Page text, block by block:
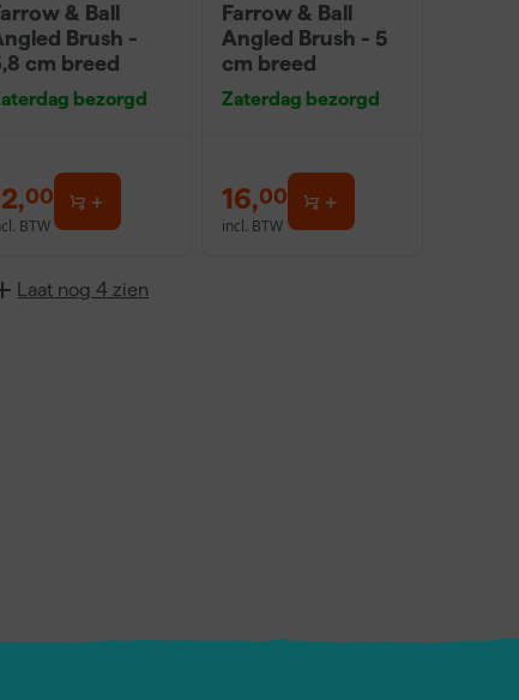
& Ball
Brush -
cm breed
bezorgd
,00
BTW
Farrow & Ball
Angled Brush - 5
cm breed
Zaterdag bezorgd
16,00
incl. BTW
Laat nog 4 zien